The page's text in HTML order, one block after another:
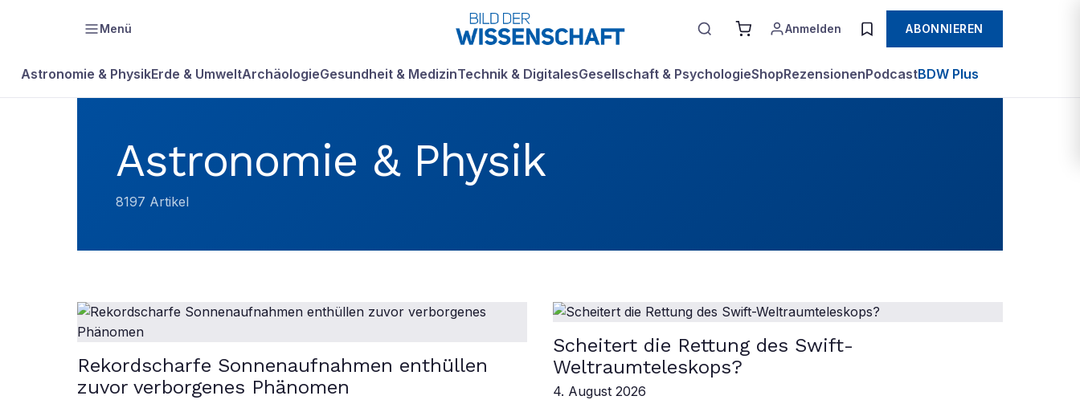
Menü Anmelden ABONNIEREN
Astronomie & PhysikErde & UmweltArchäologieGesundheit & MedizinTechnik & DigitalesGesellschaft & PsychologieShopRezensionenPodcastBDW Plus
Astronomie & Physik
8197 Artikel
AktuelleAstronomie & Physik-Artikel
Rekordscharfe Sonnenaufnahmen enthüllen
zuvor verborgenes Phänomen
Scheitert die Rettung des Swift-
Weltraumteleskops?
4. August 2026